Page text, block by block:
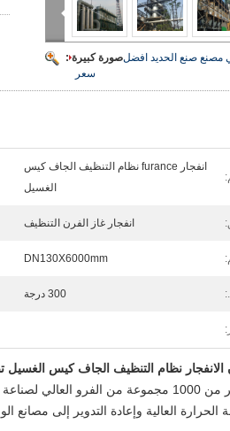
صورة كبيرة : مصنع صنع الحديد افضل
سعر
انفجار furance نظام التنظيف الجاف كيس
الغسيل
انفجار غاز الفرن التنظيف
DN130X6000mm
300 درجة
الحرارة العالية وإعادة التدوير إلى